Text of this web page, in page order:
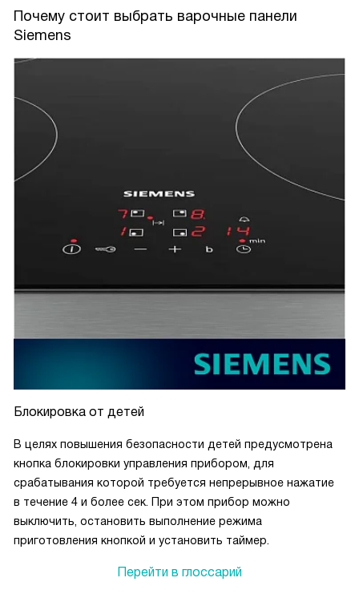
Почему стоит выбрать варочные панели
Siemens
Блокировка от детей
В целях повышения безопасности детей предусмотрена
кнопка блокировки управления прибором, для
срабатывания которой требуется непрерывное нажатие
в течение 4 и более сек. При этом прибор можно
выключить, остановить выполнение режима
приготовления кнопкой и установить таймер.
Перейти в глоссарий